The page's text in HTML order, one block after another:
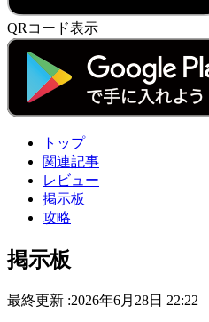
QRコード表示
トップ
関連記事
レビュー
掲示板
攻略
掲示板
最終更新 :2026年6月28日 22:22